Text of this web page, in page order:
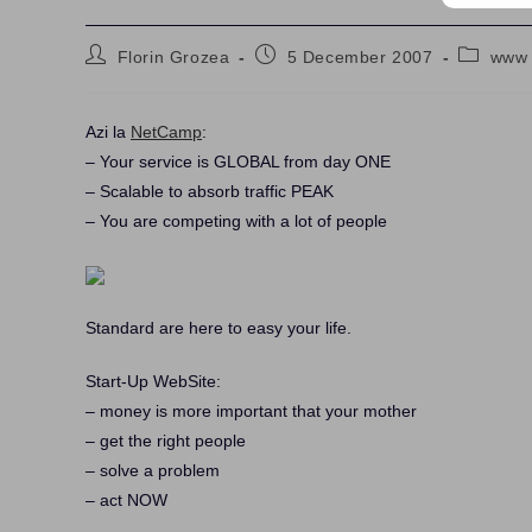
PostFlorin Grozea
Post5 December 2007
Postwww
Azi la NetCamp:
– Your service is GLOBAL from day ONE
– Scalable to absorb traffic PEAK
– You are competing with a lot of people
Standard are here to easy your life.
Start-Up WebSite:
– money is more important that your mother
– get the right people
– solve a problem
– act NOW